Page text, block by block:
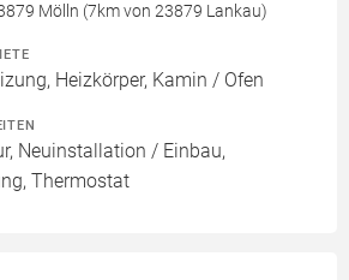
Mölln (7km von 23879 Lankau)
Heizkörper, Kamin / Ofen
Neuinstallation / Einbau,
Thermostat